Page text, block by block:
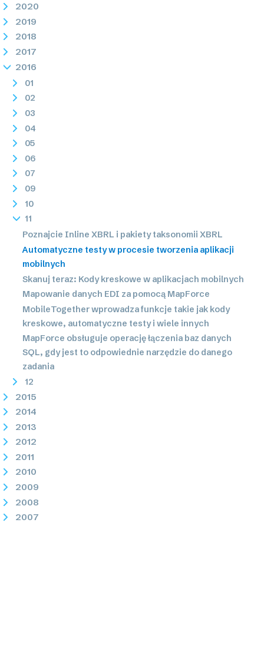
2020
2019
2018
2017
2016
01
02
03
04
05
06
07
09
10
11
Poznajcie Inline XBRL i pakiety taksonomii XBRL
Automatyczne testy w procesie tworzenia aplikacji
mobilnych
Skanuj teraz: Kody kreskowe w aplikacjach mobilnych
Mapowanie danych EDI za pomocą MapForce
MobileTogether wprowadza funkcje takie jak kody
kreskowe, automatyczne testy i wiele innych
MapForce obsługuje operację łączenia baz danych
SQL, gdy jest to odpowiednie narzędzie do danego
zadania
12
2015
2014
2013
2012
2011
2010
2009
2008
2007